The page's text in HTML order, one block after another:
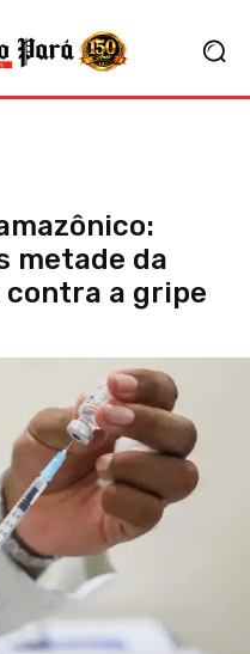
metade da
contra a gripe